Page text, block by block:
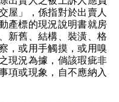
屋」，係指對於出賣人
產標的現況說明書就房
新舊、結構、裝潢、格
，或用手觸摸，或用嗅
現況為據，倘該瑕疵非
項或現象，自不應納入